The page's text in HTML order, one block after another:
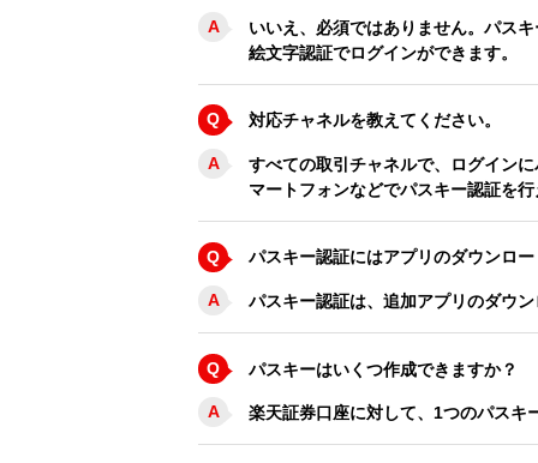
A
いいえ、必須ではありません。パス
絵文字認証でログインができます。
Q 対応チャネルを教えてください。
A
すべての取引チャネルで、ログイン
マートフォンなどでパスキー認証を
Q パスキー認証にはアプリのダウンロ
A パスキー認証は、追加アプリのダウ
Q パスキーはいくつ作成できますか？
A 楽天証券口座に対して、1つのパスキ